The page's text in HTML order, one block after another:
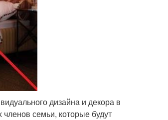
дизайна и декора в
семьи, которые будут